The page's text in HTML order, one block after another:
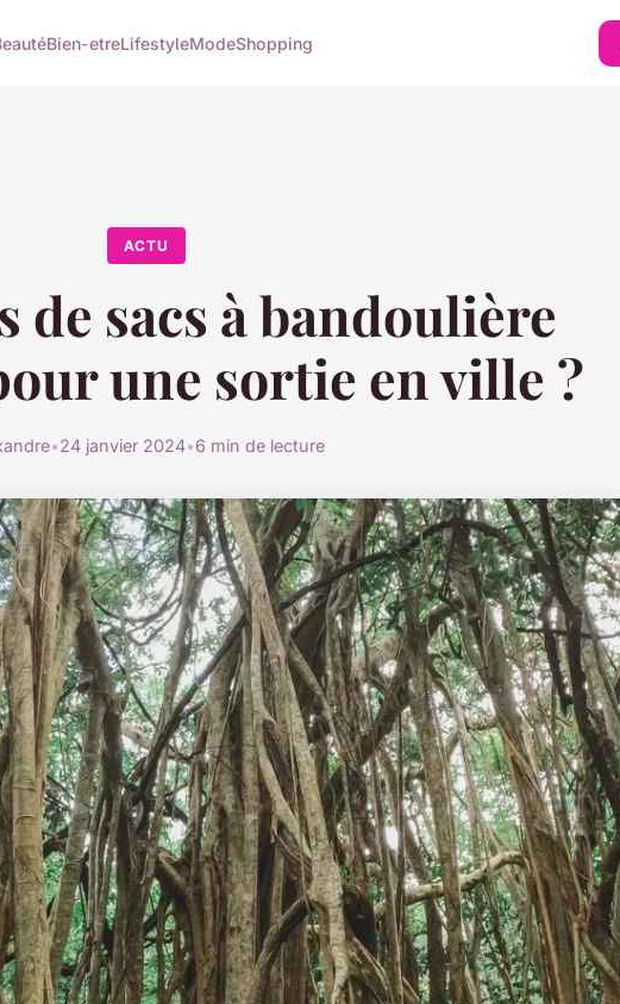
Bien-etreLifestyleModeShopping
ACTU
de sacs à bandoulière
une sortie en ville ?
•24 janvier 2024•6 min de lecture